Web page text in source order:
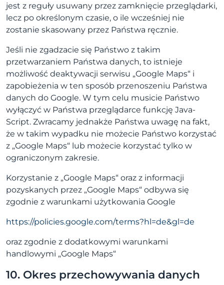
jest z reguły usuwany przez zamknięcie przeglądarki,
lecz po określonym czasie, o ile wcześniej nie
zostanie skasowany przez Państwa ręcznie.
Jeśli nie zgadzacie się Państwo z takim
przetwarzaniem Państwa danych, to istnieje
możliwość deaktywacji serwisu „Google Maps“ i
zapobieżenia w ten sposób przenoszeniu Państwa
danych do Google. W tym celu musicie Państwo
wyłączyć w Państwa przeglądarce funkcję Java-
Script. Zwracamy jednakże Państwa uwagę na fakt,
że w takim wypadku nie możecie Państwo korzystać
z „Google Maps“ lub możecie korzystać tylko w
ograniczonym zakresie.
Korzystanie z „Google Maps“ oraz z informacji
pozyskanych przez „Google Maps“ odbywa się
zgodnie z warunkami użytkowania Google
https://policies.google.com/terms?hl=de&gl=de
oraz zgodnie z dodatkowymi warunkami
handlowymi „Google Maps“
10. Okres przechowywania danych